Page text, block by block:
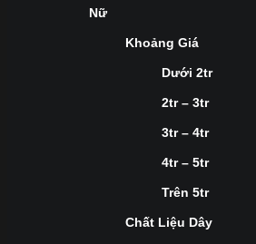
Nữ
Khoảng Giá
Dưới 2tr
2tr – 3tr
3tr – 4tr
4tr – 5tr
Trên 5tr
Chất Liệu Dây